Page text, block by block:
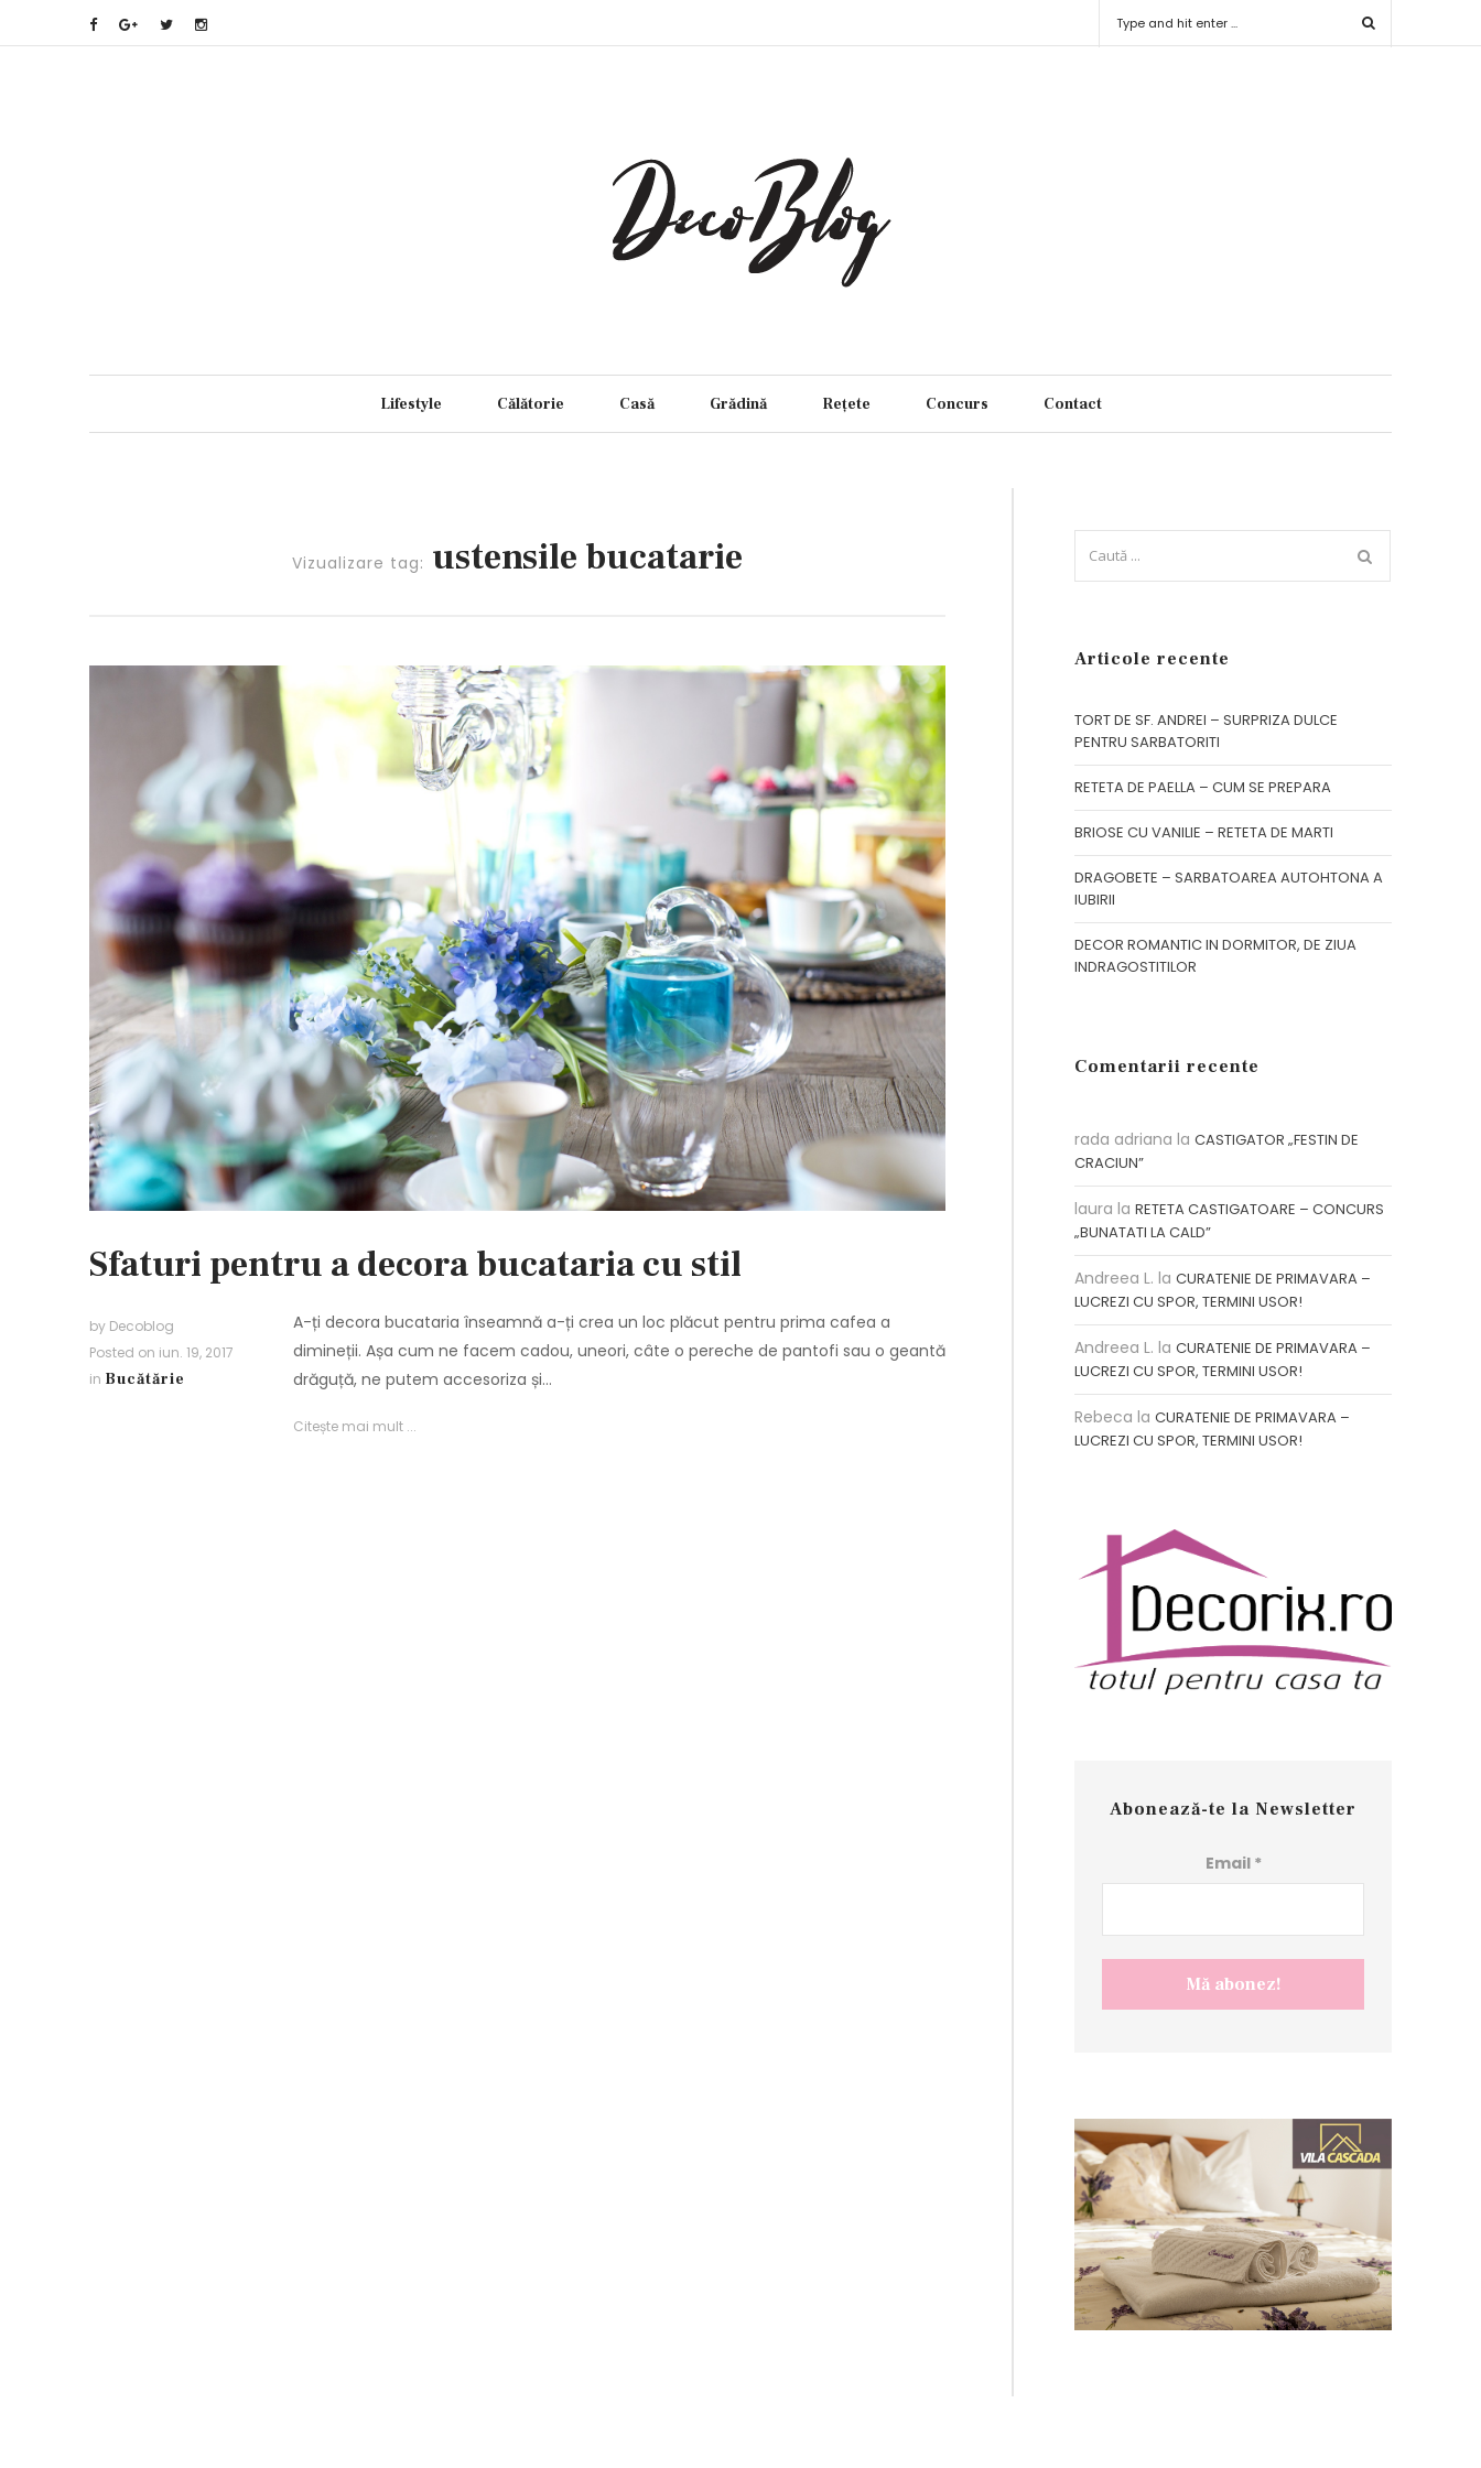
Lifestyle Călătorie Casă Grădină Rețete Concurs Contact
Vizualizare tag: ustensile bucatarie
Sfaturi pentru a decora bucataria cu stil
by Decoblog
Posted on iun. 19, 2017
in Bucătărie
A-ți decora bucataria înseamnă a-ți crea un loc plăcut pentru prima cafea a
dimineții. Așa cum ne facem cadou, uneori, câte o pereche de pantofi sau o geantă
drăguță, ne putem accesoriza și…
Citește mai mult ...
Articole recente
TORT DE SF. ANDREI – SURPRIZA DULCE
PENTRU SARBATORITI
RETETA DE PAELLA – CUM SE PREPARA
BRIOSE CU VANILIE – RETETA DE MARTI
DRAGOBETE – SARBATOAREA AUTOHTONA A
IUBIRII
DECOR ROMANTIC IN DORMITOR, DE ZIUA
INDRAGOSTITILOR
Comentarii recente
rada adriana laCASTIGATOR „FESTIN DE
CRACIUN”
laura laRETETA CASTIGATOARE – CONCURS
„BUNATATI LA CALD”
Andreea L. laCURATENIE DE PRIMAVARA –
LUCREZI CU SPOR, TERMINI USOR!
Andreea L. laCURATENIE DE PRIMAVARA –
LUCREZI CU SPOR, TERMINI USOR!
Rebeca laCURATENIE DE PRIMAVARA –
LUCREZI CU SPOR, TERMINI USOR!
Abonează-te la Newsletter
Email *